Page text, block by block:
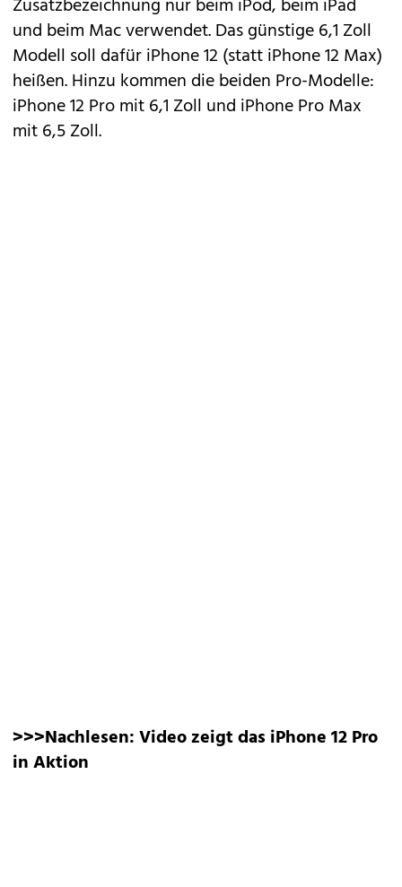
Zusatzbezeichnung nur beim iPod, beim iPad
und beim Mac verwendet. Das günstige 6,1 Zoll
Modell soll dafür iPhone 12 (statt iPhone 12 Max)
heißen. Hinzu kommen die beiden Pro-Modelle:
iPhone 12 Pro mit 6,1 Zoll und iPhone Pro Max
mit 6,5 Zoll.
>>>Nachlesen:Video zeigt das iPhone 12 Pro
in Aktion